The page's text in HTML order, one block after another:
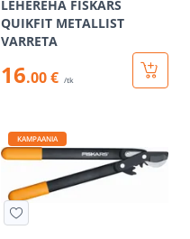
LEHEREHA FISKARS
QUIKFIT METALLIST
VARRETA
16.00 € /tk
KAMPAANIA